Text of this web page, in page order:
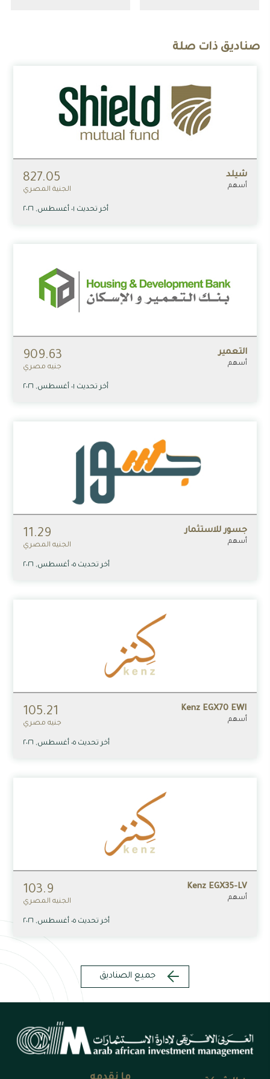
صناديق ذات صلة
شيلد
أسهم
827.05
الجنية المصري
أخر تحديث ٠١ أغسطس, ٢٠٢٦
التعمير
أسهم
909.63
جنيه مصري
أخر تحديث ٠١ أغسطس, ٢٠٢٦
جسور للاستثمار
أسهم
11.29
الجنيه المصري
أخر تحديث ٠٥ أغسطس, ٢٠٢٦
Kenz EGX70 EWI
أسهم
105.21
جنيه مصري
أخر تحديث ٠٥ أغسطس, ٢٠٢٦
Kenz EGX35-LV
أسهم
103.9
الجنيه المصري
أخر تحديث ٠٥ أغسطس, ٢٠٢٦
جميع الصناديق